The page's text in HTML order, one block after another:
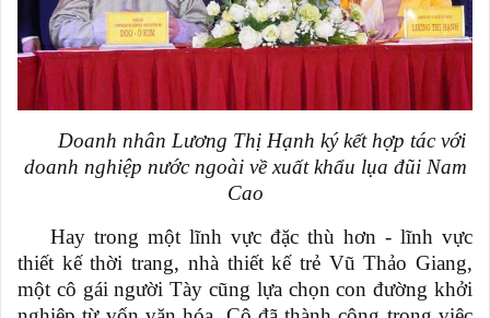
Doanh nhân Lương Thị Hạnh ký kết hợp tác với
doanh nghiệp nước ngoài về xuất khẩu lụa đũi Nam
Cao
Hay trong một lĩnh vực đặc thù hơn - lĩnh vực
thiết kế thời trang, nhà thiết kế trẻ Vũ Thảo Giang,
một cô gái người Tày cũng lựa chọn con đường khởi